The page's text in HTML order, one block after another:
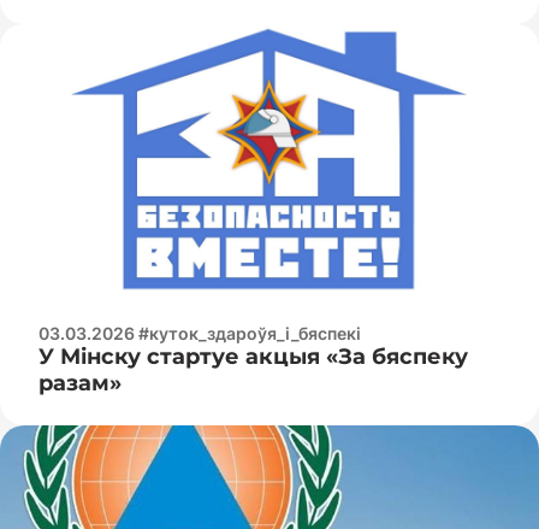
03.03.2026 #куток_здароўя_і_бяспекі
У Мінску стартуе акцыя «За бяспеку
разам»